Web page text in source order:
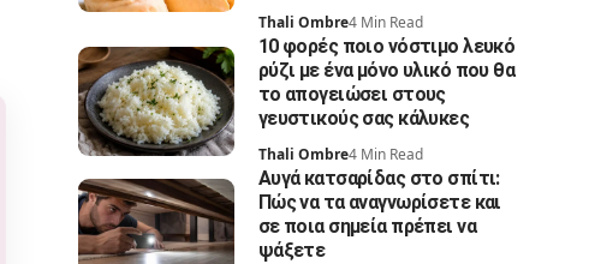
Thali Ombre4 Min Read
10 φορές ποιο νόστιμο λευκό
ρύζι με ένα μόνο υλικό που θα
το απογειώσει στους
γευστικούς σας κάλυκες
Thali Ombre4 Min Read
Αυγά κατσαρίδας στο σπίτι:
Πώς να τα αναγνωρίσετε και
σε ποια σημεία πρέπει να
ψάξετε